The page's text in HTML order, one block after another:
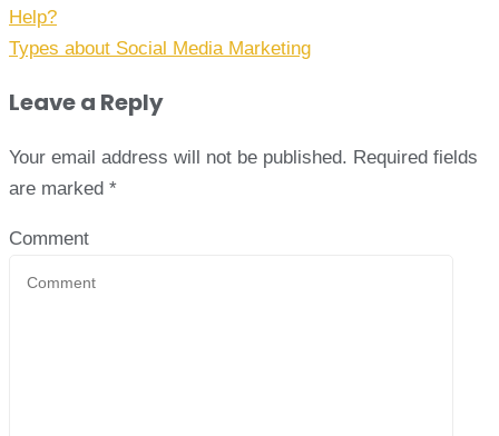
Help?
Types about Social Media Marketing
Leave a Reply
Your email address will not be published. Required fields
are marked *
Comment